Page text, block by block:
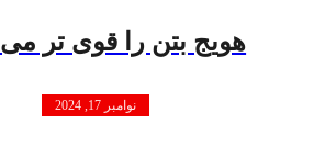
هویج بتن را قوی تر می
نوامبر 17, 2024